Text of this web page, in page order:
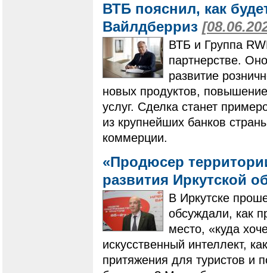
ВТБ пояснил, как
Вайлдберриз
ВТБ и Группа
партнерстве.
развитие
новых продуктов,
услуг. Сделка станет
из крупнейших банков
коммерции.
«Продюсер
развития Иркутской
В Иркутске
обсуждали, как
место, «куда
искусственный интеллект,
притяжения для туристов и